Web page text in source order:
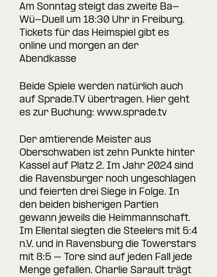
Am Sonntag steigt das zweite Ba-
Wü-Duell um 18:30 Uhr in Freiburg.
Tickets für das Heimspiel gibt es
online und morgen an der
Abendkasse
Beide Spiele werden natürlich auch
auf Sprade.TV übertragen. Hier geht
es zur Buchung: www.sprade.tv
Der amtierende Meister aus
Oberschwaben ist zehn Punkte hinter
Kassel auf Platz 2. Im Jahr 2024 sind
die Ravensburger noch ungeschlagen
und feierten drei Siege in Folge. In
den beiden bisherigen Partien
gewann jeweils die Heimmannschaft.
Im Ellental siegten die Steelers mit 5:4
n.V. und in Ravensburg die Towerstars
mit 8:5 – Tore sind auf jeden Fall jede
Menge gefallen. Charlie Sarault trägt